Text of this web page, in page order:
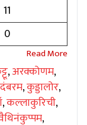
11
0
,अरक्कोणम,
,कुड्डालोर,
,कल्लाकुरिची,
,